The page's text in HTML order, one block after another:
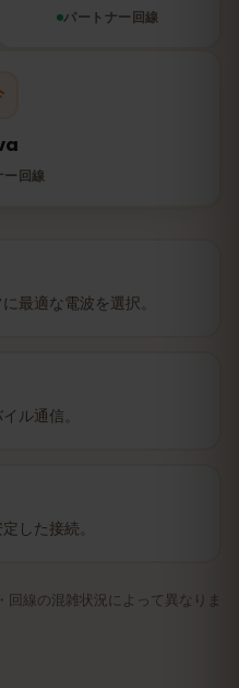
パートナー回線
ー回線
最適な電波を選択。
ル通信。
した接続。
回線の混雑状況によって異なりま